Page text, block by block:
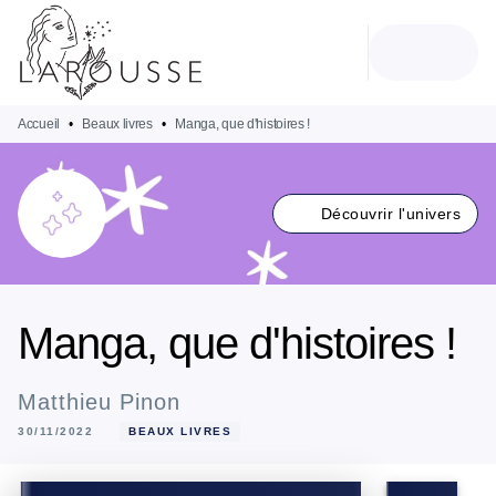
MENU
PIED DE PAGE
Accueil • Beaux livres • Manga, que d'histoires !
Découvrir l'univers
Manga, que d'histoires !
Matthieu Pinon
30/11/2022 BEAUX LIVRES